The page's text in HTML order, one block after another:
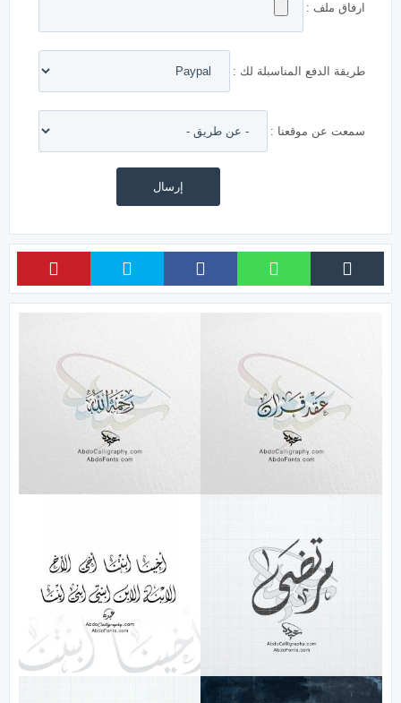
ارفاق ملف :
طريقة الدفع المناسبلة لك :
سمعت عن موقعنا :